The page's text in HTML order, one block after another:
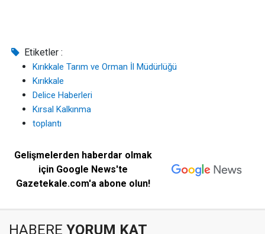
Etiketler :
Kırıkkale Tarım ve Orman İl Müdürlüğü
Kırıkkale
Delice Haberleri
Kırsal Kalkınma
toplantı
Gelişmelerden haberdar olmak
için Google News'te
Gazetekale.com'a abone olun!
HABERE YORUM KAT